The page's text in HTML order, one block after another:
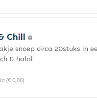
Chill
snoep circa 20stuks in
& halal
(€ 0,00)